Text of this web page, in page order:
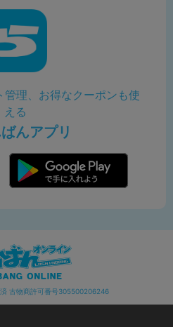
理、お得なクーポンも使
える
んアプリ
古物商許可番号305500206246